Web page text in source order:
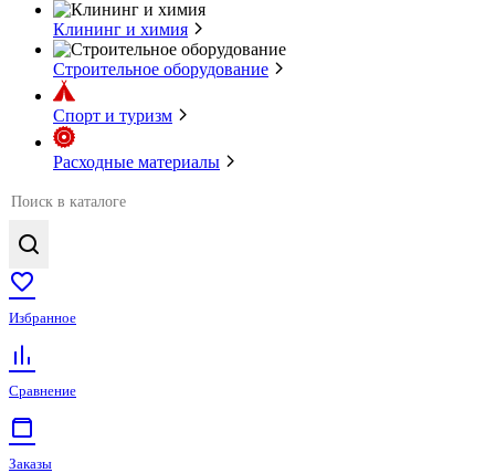
Клининг и химия
Строительное оборудование
Спорт и туризм
Расходные материалы
Избранное
Сравнение
Заказы